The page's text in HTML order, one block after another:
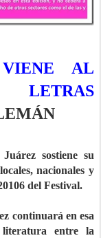
AL
sostiene su
nacionales y
del Festival.
continuará en esa
entre la